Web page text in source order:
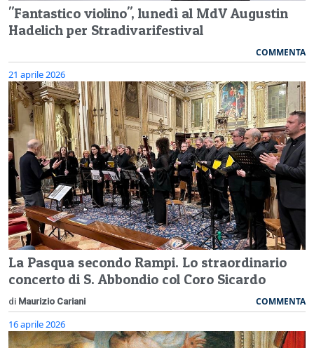
"Fantastico violino", lunedì al MdV Augustin
Hadelich per Stradivarifestival
COMMENTA
21 aprile 2026
La Pasqua secondo Rampi. Lo straordinario
concerto di S. Abbondio col Coro Sicardo
di Maurizio Cariani COMMENTA
16 aprile 2026